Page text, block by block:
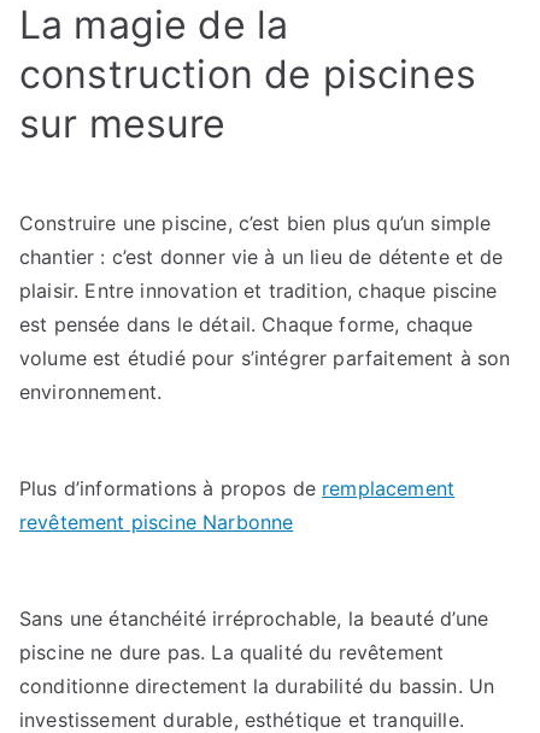
La magie de la
construction de piscines
sur mesure
Construire une piscine, c’est bien plus qu’un simple
chantier : c’est donner vie à un lieu de détente et de
plaisir. Entre innovation et tradition, chaque piscine
est pensée dans le détail. Chaque forme, chaque
volume est étudié pour s’intégrer parfaitement à son
environnement.
Plus d’informations à propos de remplacement
revêtement piscine Narbonne
Sans une étanchéité irréprochable, la beauté d’une
piscine ne dure pas. La qualité du revêtement
conditionne directement la durabilité du bassin. Un
investissement durable, esthétique et tranquille.